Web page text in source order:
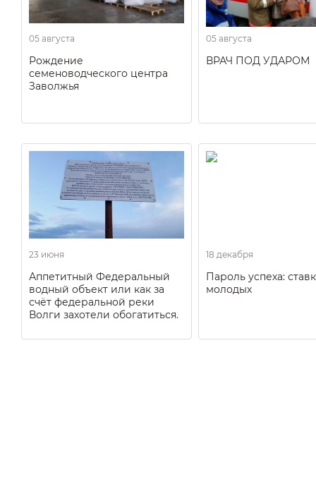
05 августа
Рождение
семеноводческого центра
Заволжья
05 августа
ВРАЧ ПОД УДАРОМ
23 июня
Аппетитный Федеральный
водный объект или как за
счёт федеральной реки
Волги захотели обогатиться.
18 декабря
Пароль успеха:
молодых